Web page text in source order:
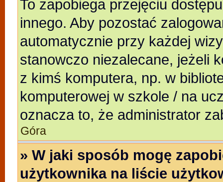
To zapobiega przejęciu
innego. Aby pozostać
automatycznie przy każdej
stanowczo niezalecane, jeżeli
z kimś komputera, np. w
komputerowej w szkole / na
oznacza to, że administrator
Góra
» W jaki sposób mogę
użytkownika na liście